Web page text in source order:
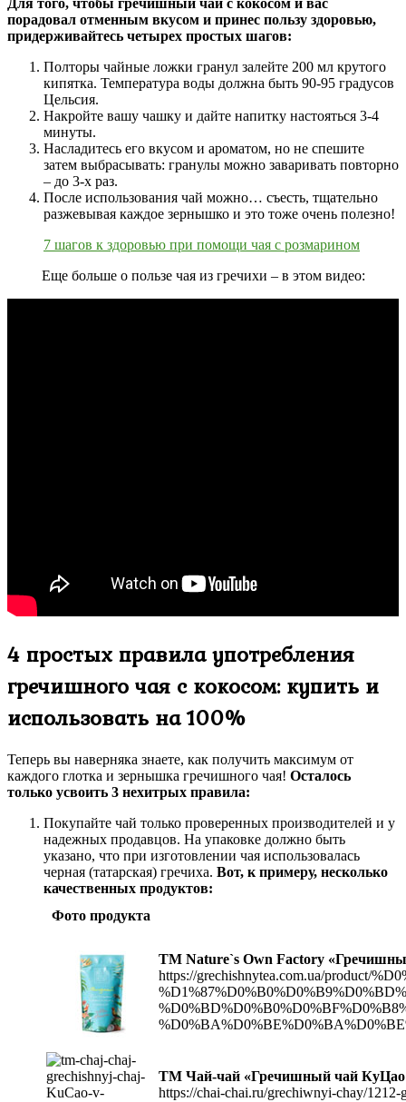
Для того, чтобы гречишный чай с кокосом и вас
порадовал отменным вкусом и принес пользу здоровью,
придерживайтесь четырех простых шагов:
Полторы чайные ложки гранул залейте 200 мл крутого
кипятка. Температура воды должна быть 90-95 градусов
Цельсия.
Накройте вашу чашку и дайте напитку настояться 3-4
минуты.
Насладитесь его вкусом и ароматом, но не спешите
затем выбрасывать: гранулы можно заваривать повторно
– до 3-х раз.
После использования чай можно… съесть, тщательно
разжевывая каждое зернышко и это тоже очень полезно!
7 шагов к здоровью при помощи чая с розмарином
Еще больше о пользе чая из гречихи – в этом видео:
4 простых правила употребления
гречишного чая с кокосом: купить и
использовать на 100%
Теперь вы наверняка знаете, как получить максимум от
каждого глотка и зернышка гречишного чая! Осталось
только усвоить 3 нехитрых правила:
Покупайте чай только проверенных производителей и у
надежных продавцов. На упаковке должно быть
указано, что при изготовлении чая использовалась
черная (татарская) гречиха. Вот, к примеру, несколько
качественных продуктов:
Фото продукта
ТМ Nature`s Own Factory
https://grechishnytea.com.ua/product/
ТМ Чай-чай «Гречишный чай КуЦао
https://chai-chai.ru/grechiwnyi-chay/